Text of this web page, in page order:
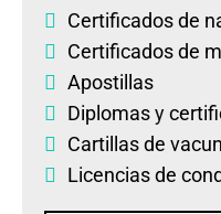
Certificados de
Certificados de
Apostillas
Diplomasy
Cartillas de
Licencias de